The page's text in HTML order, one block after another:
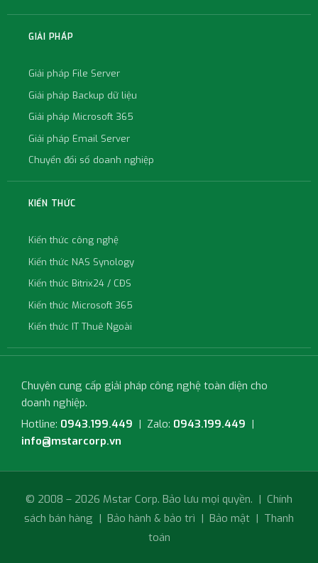
GIẢI PHÁP
Giải pháp File Server
Giải pháp Backup dữ liệu
Giải pháp Microsoft 365
Giải pháp Email Server
Chuyển đổi số doanh nghiệp
KIẾN THỨC
Kiến thức công nghệ
Kiến thức NAS Synology
Kiến thức Bitrix24 / CĐS
Kiến thức Microsoft 365
Kiến thức IT Thuê Ngoài
Chuyên cung cấp giải pháp công nghệ toàn diện cho
doanh nghiệp.
Hotline: 0943.199.449 | Zalo: 0943.199.449 |
info@mstarcorp.vn
© 2008 – 2026 Mstar Corp. Bảo lưu mọi quyền. | Chính
sách bán hàng | Bảo hành & bảo trì | Bảo mật | Thanh
toán